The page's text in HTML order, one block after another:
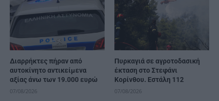
Διαρρήκτες πήραν από
αυτοκίνητο αντικείμενα
αξίας άνω των 19.000 ευρώ
07/08/2026
Πυρκαγιά σε αγροτοδασική
έκταση στο Στεφάνι
Κορίνθου. Εστάλη 112
07/08/2026